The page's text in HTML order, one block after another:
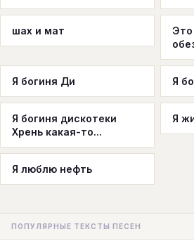
шах и мат
Это
Я богиня Ди Я
Я богиня дискотеки
Хрень какая-то...
Я
Я люблю нефть
ПОПУЛЯРНЫЕ ТЕКСТЫ ПЕСЕН